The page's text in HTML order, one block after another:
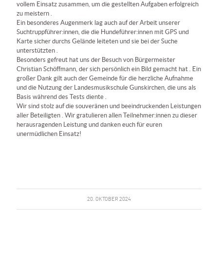
vollem Einsatz zusammen, um die gestellten Aufgaben erfolgreich
zu meistern .
Ein besonderes Augenmerk lag auch auf der Arbeit unserer
Suchtruppführer:innen, die die Hundeführer:innen mit GPS und
Karte sicher durchs Gelände leiteten und sie bei der Suche
unterstützten .
Besonders gefreut hat uns der Besuch von Bürgermeister
Christian Schöffmann, der sich persönlich ein Bild gemacht hat . Ein
großer Dank gilt auch der Gemeinde für die herzliche Aufnahme
und die Nutzung der Landesmusikschule Gunskirchen, die uns als
Basis während des Tests diente .
Wir sind stolz auf die souveränen und beeindruckenden Leistungen
aller Beteiligten . Wir gratulieren allen Teilnehmer:innen zu dieser
herausragenden Leistung und danken euch für euren
unermüdlichen Einsatz!
20. OKTOBER 2024